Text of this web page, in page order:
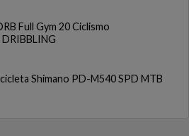
Full Gym 20 Ciclismo
Shimano PD-M540 SPD MTB